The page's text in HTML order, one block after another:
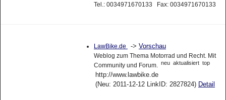
Tel.: 0034971670133 Fax: 0034971670133
LawBike.de -> Vorschau
Weblog zum Thema Motorrad und Recht. Mit
Community und Forum. neu aktualisiert top
http://www.lawbike.de
(Neu: 2011-12-12 LinkID: 2827824) Detail